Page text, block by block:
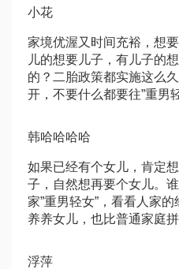
小花
家境优渥又时间充裕，想
儿的想要儿子，有儿子的
的？二胎政策都实施这么
开，不要什么都要往”重
韩哈哈哈哈
如果已经有个女儿，肯定
子，自然想再要个女儿。
家”重男轻女”，看看人家
养养女儿，也比普通家庭
浮萍